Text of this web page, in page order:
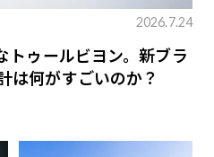
2026.7.24
トゥールビヨン。新ブラ
は何がすごいのか？